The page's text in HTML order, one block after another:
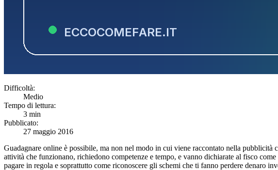
Difficoltà:
Medio
Tempo di lettura:
3 min
Pubblicato:
27 maggio 2016
Guadagnare online è possibile, ma non nel modo in cui viene raccontato nella pubblicità
attività che funzionano, richiedono competenze e tempo, e vanno dichiarate al fisco
pagare in regola e soprattutto come riconoscere gli schemi che ti fanno perdere denaro